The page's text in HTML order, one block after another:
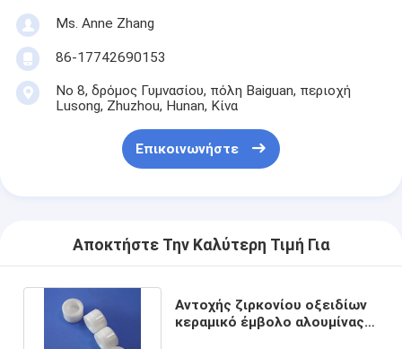
Ms. Anne Zhang
86-17742690153
Νο 8, δρόμος Γυμνασίου, πόλη Baiguan, περιοχή
Lusong, Zhuzhou, Hunan, Κίνα
Επικοινωνήστε
Αποκτήστε Την Καλύτερη Τιμή Για
Αντοχής ζιρκονίου οξειδίων
κεραμικό έμβολο αλουμίνας